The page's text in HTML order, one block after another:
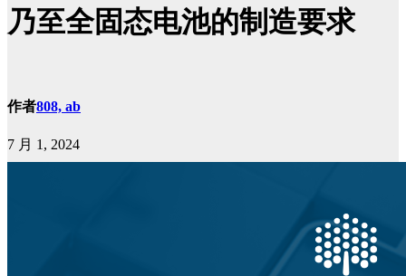
乃至全固态电池的制造要求
作者808, ab
7 月 1, 2024